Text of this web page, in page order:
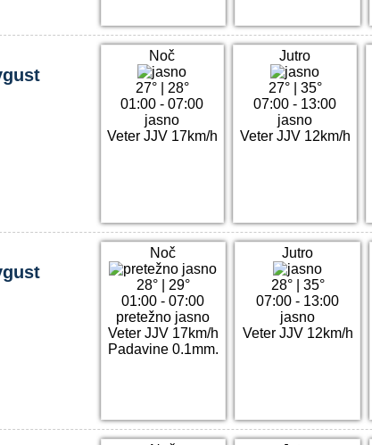
Noč
27°| 28°
01:00 - 07:00
jasno
Veter JJV 17km/h
Jutro
27°| 35°
07:00 - 13:00
jasno
Veter JJV 12km/h
Noč
28°| 29°
01:00 - 07:00
pretežno jasno
Veter JJV 17km/h
Padavine 0.1mm.
Jutro
28°| 35°
07:00 - 13:00
jasno
Veter JJV 12km/h